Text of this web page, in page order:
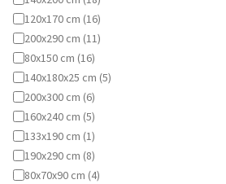
120x170 cm (16)
200x290 cm (11)
80x150 cm (16)
140x180x25 cm (5)
200x300 cm (6)
160x240 cm (5)
133x190 cm (1)
190x290 cm (8)
80x70x90 cm (4)